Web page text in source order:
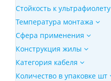
Стойкость к ультрафиолету
Температура монтажа
Сфера применения
Конструкция жилы
Категория кабеля
Количество в упаковке шт